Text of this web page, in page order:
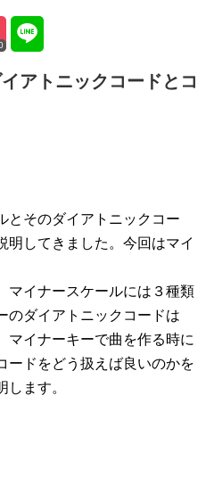
アトニックコードとコ
そのダイアトニックコー
明してきました。今回はマイ
マイナースケールには３種類
のダイアトニックコードは
マイナーキーで曲を作る時に
ードをどう扱えば良いのかを
ます。